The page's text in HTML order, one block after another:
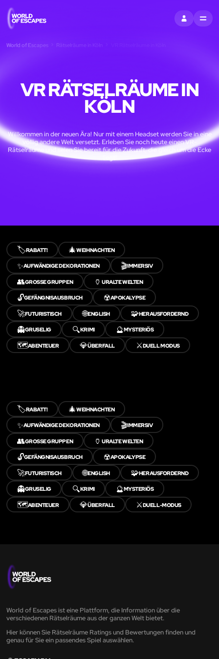
EINTRAGEN
MENU
World of Escapes Rätselräume in Köln
VR RÄTSELRÄUME IN
KÖLN
Willkommen in der neuen Ära! Nur mit einem Headset werden Sie in eine
völlig andere Welt versetzt. Erleben Sie noch heute einen VR-
Rätselräume und seien Sie bereit für die Zukunft, die gleich um die Ecke
🏷️RABATT! 🎄WEIHNACHTEN
✨AUFWÄNDIGE DEKORATIONEN 🎬IMMERSIV
👥GROSSE GRUPPEN 🏺URALTE WELTEN
🔓GEFÄNGNISAUSBRUCH ☢️APOKALYPSE
🚀FUTURISTISCH 🌐ENGLISH 🧩HERAUSFORDERND
👻GRUSELIG 🔍KRIMI 🔮MYSTERIÖS
🗺️ABENTEUER 💎ÜBERFALL ⚔️DUELL MODUS
🏷️RABATT! 🎄WEIHNACHTEN
✨AUFWÄNDIGE DEKORATIONEN 🎬IMMERSIV
👥GROSSE GRUPPEN 🏺URALTE WELTEN
🔓GEFÄNGNISAUSBRUCH ☢️APOKALYPSE
🚀FUTURISTISCH 🌐ENGLISH 🧩HERAUSFORDERND
👻GRUSELIG 🔍KRIMI 🔮MYSTERIÖS
🗺️ABENTEUER 💎ÜBERFALL ⚔️DUELL-MODUS
World of Escapes ist eine Plattform, die Information über die
verschiedenen Rätselräume aus der ganzen Welt bietet.
Hier können Sie Rätselräume Ratings und Bewertungen finden und
genau für Sie ein passendes Spiel auswählen.